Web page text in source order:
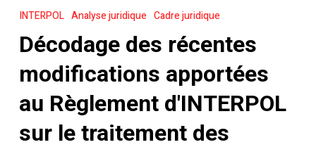
des
modifications
apportées
Règlement
d'INTERPOL
INTERPOL Analyse juridique Cadre juridique
Décodage des récentes
modifications apportées
au Règlement d'INTERPOL
sur le traitement des